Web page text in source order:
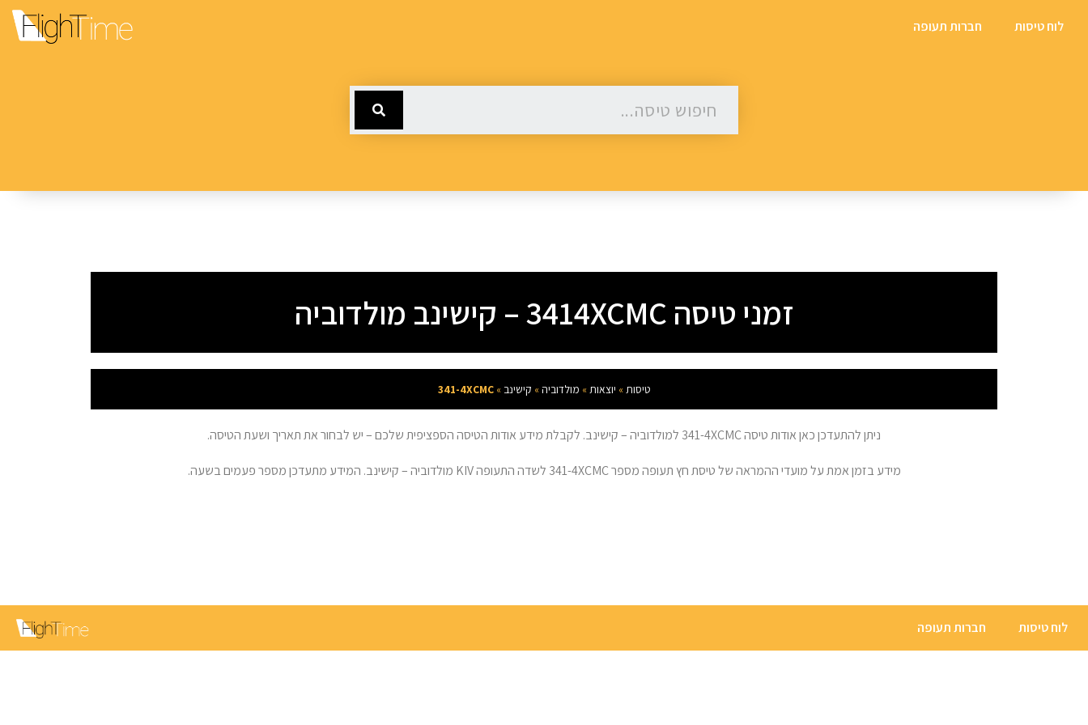
לוח טיסות חברות תעופה
זמני טיסה 3414XCMC – קישינב מולדוביה
טיסות» יוצאות» מולדוביה» קישינב »
341-4XCMC
ניתן להתעדכן כאן אודות טיסה 341-4XCMC למולדוביה – קישינב. לקבלת מידע אודות הטיסה הספציפית שלכם – יש לבחור את תאריך ושעת הטיסה.
מידע בזמן אמת על מועדי ההמראה של טיסת חץ תעופה מספר 341-4XCMC לשדה התעופה KIV מולדוביה – קישינב. המידע מתעדכן מספר פעמים בשעה.
לוח טיסות חברות תעופה